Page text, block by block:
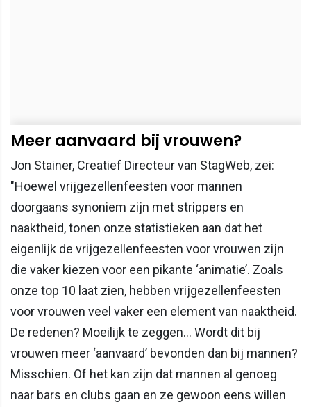
Meer aanvaard bij vrouwen?
Jon Stainer, Creatief Directeur van StagWeb, zei:
"Hoewel vrijgezellenfeesten voor mannen
doorgaans synoniem zijn met strippers en
naaktheid, tonen onze statistieken aan dat het
eigenlijk de vrijgezellenfeesten voor vrouwen zijn
die vaker kiezen voor een pikante ‘animatie’. Zoals
onze top 10 laat zien, hebben vrijgezellenfeesten
voor vrouwen veel vaker een element van naaktheid.
De redenen? Moeilijk te zeggen… Wordt dit bij
vrouwen meer ‘aanvaard’ bevonden dan bij mannen?
Misschien. Of het kan zijn dat mannen al genoeg
naar bars en clubs gaan en ze gewoon eens willen